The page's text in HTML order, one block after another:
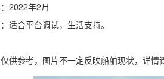
2022年2月
适合平台调试，生活支持。